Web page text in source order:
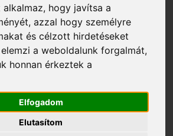
hogy javítsa a
azzal hogy személyre
és célzott hirdetéseket
a weboldalunk forgalmát,
honnan érkeztek a
Elfogadom
Elutasítom
» Káli István: Túlhevült a
a pokol tüze